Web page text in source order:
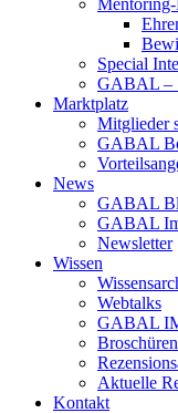
Special
GABAL –
Marktplatz
Mitglieder
GABAL
News
GABAL
GABAL
Newsletter
Wissen
Webtalks
GABAL
Broschüren
Aktuelle
Kontakt